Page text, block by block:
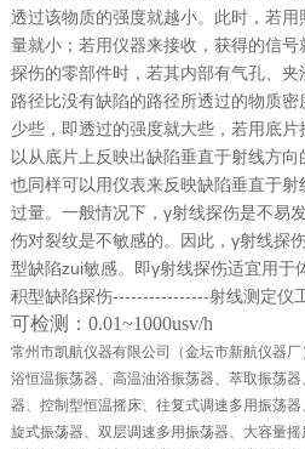
透过该物质的强度就越小。此时，若
量就小；若用仪器来接收，获得的信
探伤的零部件时，若其内部有气孔、
路径比没有缺陷的路径所透过的物质
少些，即透过的强度就大些，若用底
以从底片上反映出缺陷垂直于射线方
也同样可以用仪表来反映缺陷垂直于
过量。一般情况下，γ射线探伤是不易
伤对裂纹是不敏感的。因此，γ射线探
型缺陷zui敏感。即γ射线探伤适宜用于
积型缺陷探伤----------------射线测定仪
可检测：0.01~1000usv/h
常州市凯航仪器有限公司（金坛市新航仪器
浴恒温振荡器、高温油浴振荡器、萃取振荡
器、控制型恒温摇床、往复式调速多用振荡
旋式振荡器、双层调速多用振荡器、大容量